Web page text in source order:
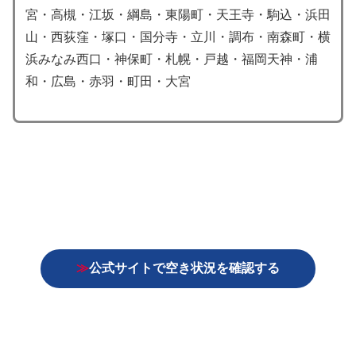
宮・高槻・江坂・綱島・東陽町・天王寺・駒込・浜田
山・西荻窪・塚口・国分寺・立川・調布・南森町・横
浜みなみ西口・神保町・札幌・戸越・福岡天神・浦
和・広島・赤羽・町田・大宮
≫公式サイトで空き状況を確認する